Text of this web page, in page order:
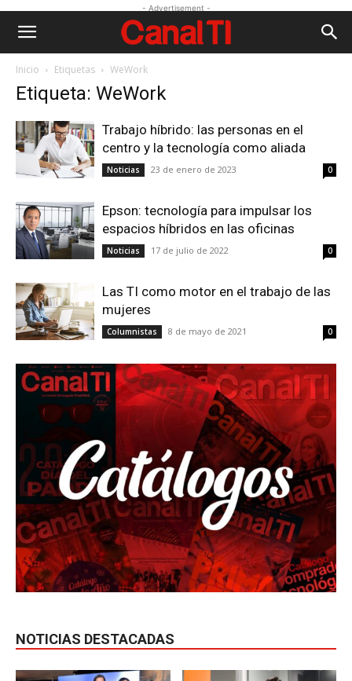
- Advertisement -
Inicio Etiquetas WeWork
Etiqueta: WeWork
Trabajo híbrido: las personas en el
centro y la tecnología como aliada
Noticias 23 de enero de 2023 0
Epson: tecnología para impulsar los
espacios híbridos en las oficinas
Noticias 17 de julio de 2022 0
Las TI como motor en el trabajo de las
mujeres
Columnistas 8 de mayo de 2021 0
NOTICIAS DESTACADAS